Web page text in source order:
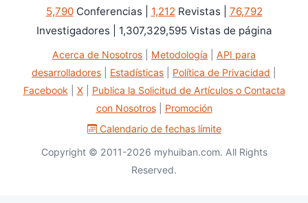
5,790Conferencias | 1,212 Revistas | 76,792
Investigadores | 1,307,329,595 Vistas de página
Acerca de Nosotros Metodología
API para
desarrolladores
Estadísticas Política de Privacidad
Facebook
X| Publica la Solicitud de Artículos o Contacta
con Nosotros| Promoción
Calendario de fechas límite
Copyright © 2011-2026 myhuiban.com. All Rights
Reserved.